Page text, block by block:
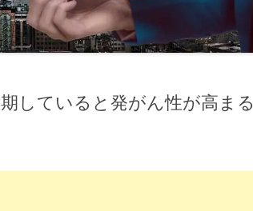
していると発がん性が高まる